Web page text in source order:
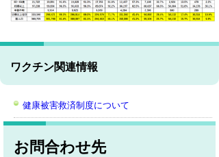
ワクチン関連情報
健康被害救済制度について
お問合わせ先